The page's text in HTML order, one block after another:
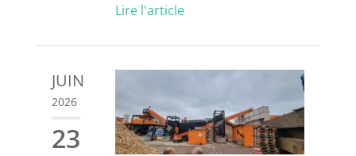
Lire l'article
JUIN
2026
23